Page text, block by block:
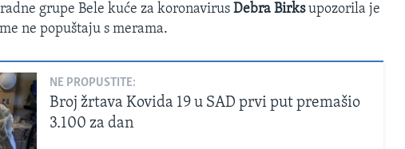
grupe Bele kuće za koronavirusDebra Birksupozorila je
ne popuštaju s merama.
NE PROPUSTITE:
Broj žrtava Kovida 19 u SAD prvi put premašio
3.100 za dan